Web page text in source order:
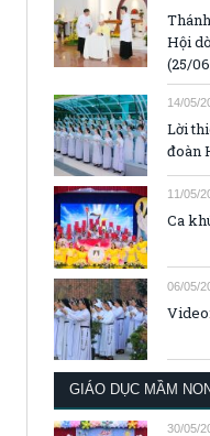
Hội
(25/
14/05/
Lời
đoàn
11/05/
Ca
06/05/
GIÁO DỤC MẦM
30/05/